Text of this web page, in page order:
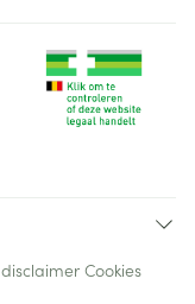
Cookies